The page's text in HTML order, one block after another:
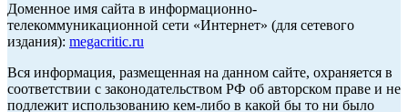
Доменное имя сайта в информационно-
телекоммуникационной сети «Интернет» (для сетевого
издания): megacritic.ru
Вся информация, размещенная на данном сайте, охраняется в
соответствии с законодательством РФ об авторском праве и не
подлежит использованию кем-либо в какой бы то ни было